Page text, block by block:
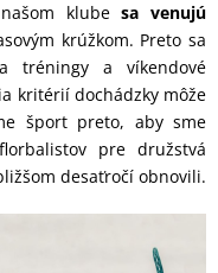
klubesa venujú
krúžkom. Preto sa
tréningy a víkendové
kritérií dochádzky môže
šport preto, aby sme
pre družstvá
desaťročí obnovili.